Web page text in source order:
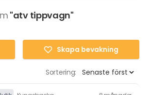
"atv tippvagn"
Skapa bevakning
Sortering: